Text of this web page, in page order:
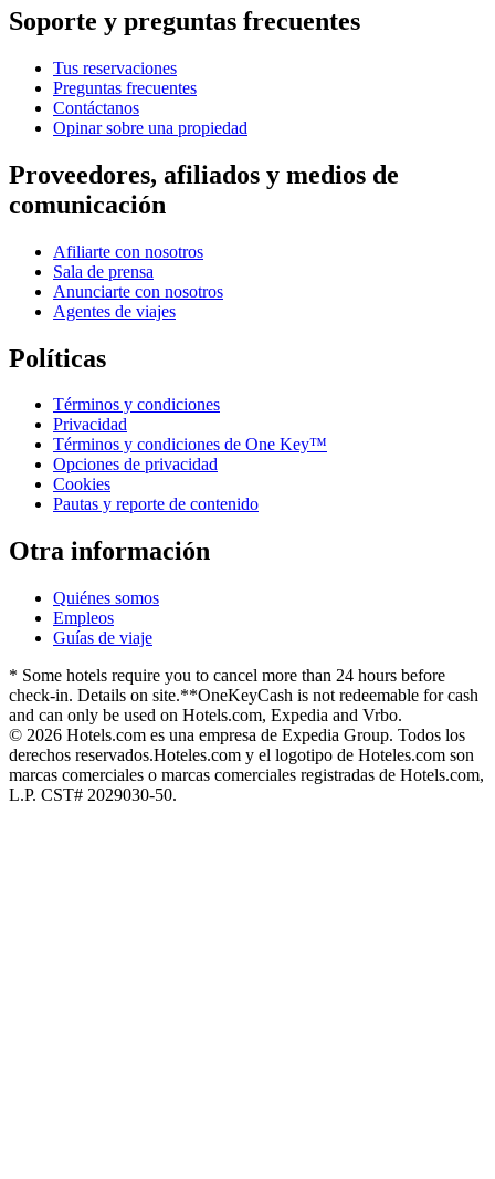
Soporte y preguntas frecuentes
Tus reservaciones
Preguntas frecuentes
Contáctanos
Opinar sobre una propiedad
Proveedores, afiliados y medios de
comunicación
Afiliarte con nosotros
Sala de prensa
Anunciarte con nosotros
Agentes de viajes
Políticas
Términos y condiciones
Privacidad
Términos y condiciones de One Key™
Opciones de privacidad
Cookies
Pautas y reporte de contenido
Otra información
Quiénes somos
Empleos
Guías de viaje
* Some hotels require you to cancel more than 24 hours before
check-in. Details on site.**OneKeyCash is not redeemable for cash
and can only be used on Hotels.com, Expedia and Vrbo.
© 2026 Hotels.com es una empresa de Expedia Group. Todos los
derechos reservados.Hoteles.com y el logotipo de Hoteles.com son
marcas comerciales o marcas comerciales registradas de Hotels.com,
L.P. CST# 2029030-50.